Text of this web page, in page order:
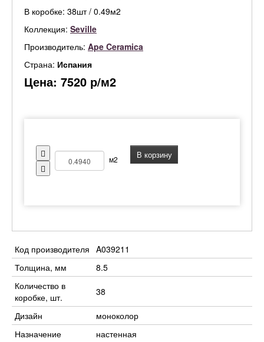
В коробке: 38шт / 0.49м2
Коллекция: Seville
Производитель: Ape Ceramica
Страна: Испания
Цена: 7520 р/м2
м2 В корзину
Код производителя A039211
Толщина, мм
8.5
Количество в
коробке, шт.
38
Дизайн
моноколор
Назначение
настенная